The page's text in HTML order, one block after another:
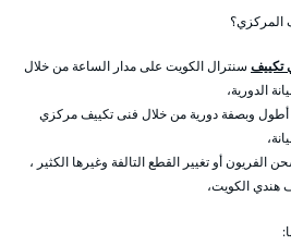
المركزي؟
تكييف سنترال الكويت على مدار الساعة من خلال
الدورية،
وبصفة دورية من خلال فنى تكييف مركزي
أو تغيير القطع التالفة وغيرها الكثير ،
هندي الكويت،